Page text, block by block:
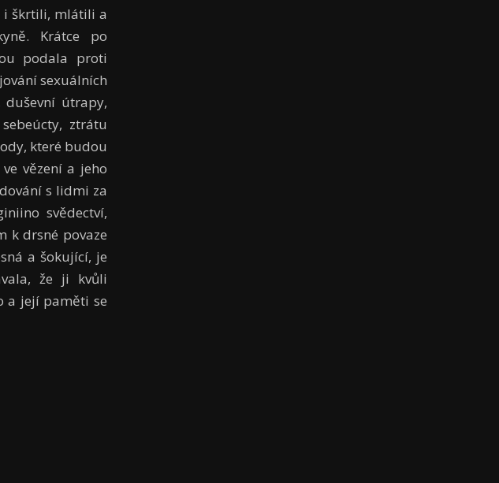
i škrtili, mlátili a
Krátce po
podala proti
sexuálních
útrapy,
ztrátu
které budou
vězení a jeho
s lidmi za
svědectví,
k drsné povaze
a šokující, je
že ji kvůli
a její paměti se